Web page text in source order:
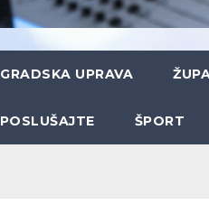
GRADSKA UPRAVA
POSLUŠAJTE ŠPORT